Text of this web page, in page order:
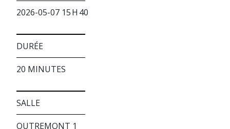
2026-05-07 15 H 40
DURÉE
20 MINUTES
SALLE
OUTREMONT 1